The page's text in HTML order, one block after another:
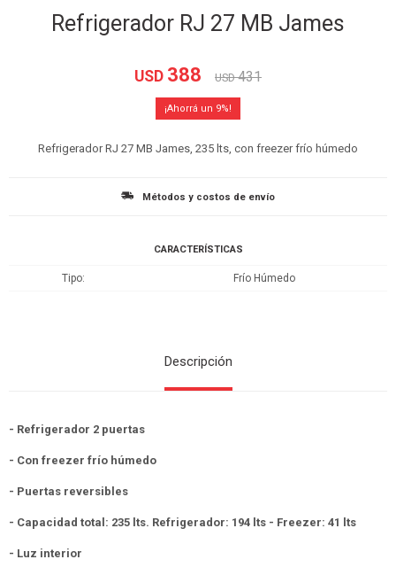
Refrigerador RJ 27 MB James
USD 388 USD 431
9
Refrigerador RJ 27 MB James, 235 lts, con freezer frío húmedo
Métodos y costos de envío
CARACTERÍSTICAS
Tipo Frío Húmedo
Descripción
- Refrigerador 2 puertas
- Con freezer frío húmedo
- Puertas reversibles
- Capacidad total: 235 lts. Refrigerador: 194 lts - Freezer: 41 lts
- Luz interior